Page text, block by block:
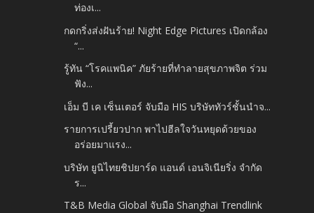
ท่องเ...
กดกริ่งส่งฝันร้าย! Night Edge Pictures เปิดกล้อง
“...
รู้ทัน “โรคแพนิค” ภัยร้ายที่ทำลายสุขภาพจิต ร่วม
ฟัง...
เอ็ม บี เค เซ็นเตอร์ จับมือ HIS บริษัททัวร์ชั้นนำจ...
รายการเปรี้ยวปาก พาไปฮีลใจวันหยุดด้วยของ
อร่อยมาแรง...
บริษัท ยูนิไทยชิปยาร์ด แอนด์ เอนจิเนียริ่ง จำกัด
ร...
T&B Media Global จับมือ Shanghai Trendlink